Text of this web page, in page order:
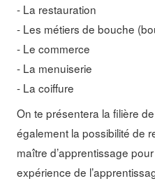
- La restauration
- Les métiers de bouche
- Le commerce
- La menuiserie
- La coiffure
On te présentera la filière
également la possibilité de
maître d’apprentissage
expérience de